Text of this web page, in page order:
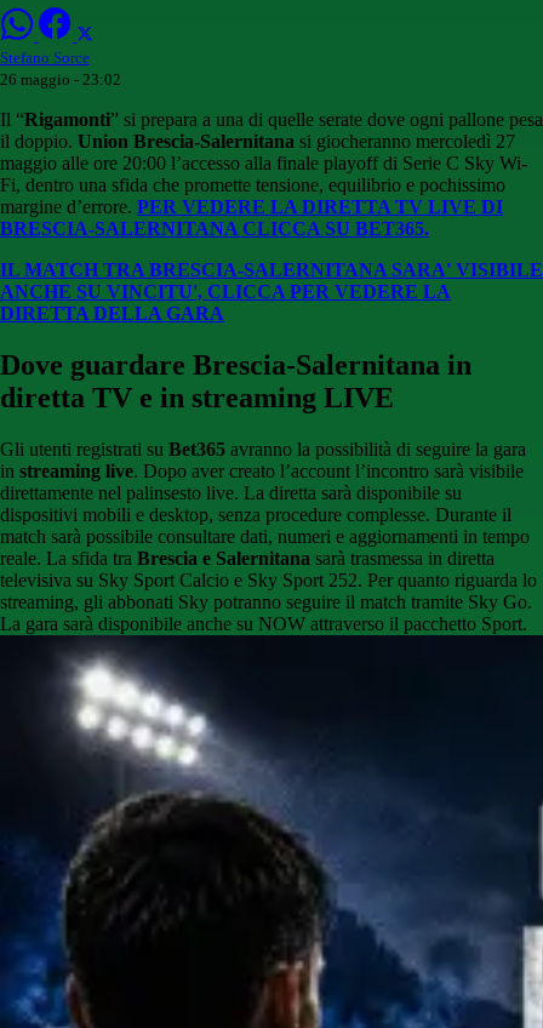
Stefano Sorce
26 maggio - 23:02
Il “Rigamonti” si prepara a una di quelle serate dove ogni pallone pesa
il doppio. Union Brescia-Salernitana si giocheranno mercoledì 27
maggio alle ore 20:00 l’accesso alla finale playoff di Serie C Sky Wi-
Fi, dentro una sfida che promette tensione, equilibrio e pochissimo
margine d’errore. PER VEDERE LA DIRETTA TV LIVE DI
BRESCIA-SALERNITANA CLICCA SU BET365.
IL MATCH TRA BRESCIA-SALERNITANA SARA' VISIBILE
ANCHE SU VINCITU', CLICCA PER VEDERE LA
DIRETTA DELLA GARA
Dove guardare Brescia-Salernitana in
diretta TV e in streaming LIVE
Gli utenti registrati su Bet365 avranno la possibilità di seguire la gara
in streaming live. Dopo aver creato l’account l’incontro sarà visibile
direttamente nel palinsesto live. La diretta sarà disponibile su
dispositivi mobili e desktop, senza procedure complesse. Durante il
match sarà possibile consultare dati, numeri e aggiornamenti in tempo
reale. La sfida tra Brescia e Salernitana sarà trasmessa in diretta
televisiva su Sky Sport Calcio e Sky Sport 252. Per quanto riguarda lo
streaming, gli abbonati Sky potranno seguire il match tramite Sky Go.
La gara sarà disponibile anche su NOW attraverso il pacchetto Sport.